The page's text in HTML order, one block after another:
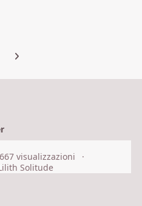
carousel slide
Next carousel slide
667 visualizzazioni
Solitude